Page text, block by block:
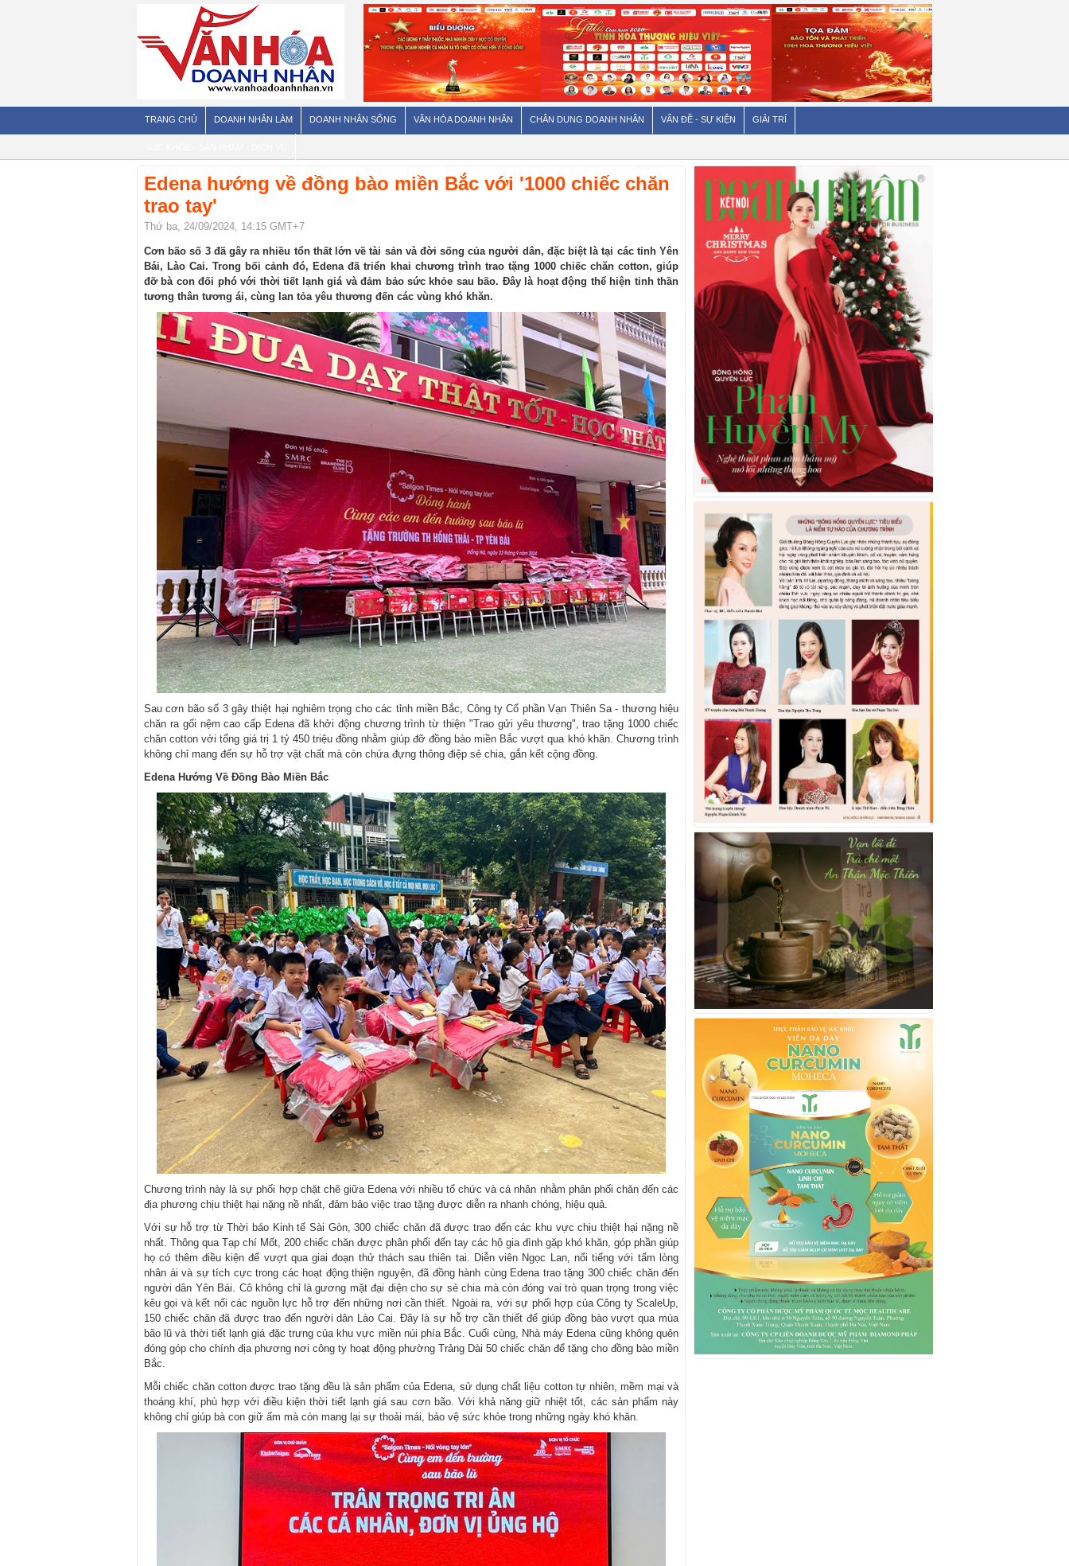
TRANG CHỦ DOANH NHÂN LÀM DOANH NHÂN SỐNG VĂN HÓA DOANH NHÂN CHÂN DUNG DOANH NHÂN VẤN ĐỀ - SỰ KIỆN GIẢI TRÍ
Edena hướng về đồng bào miền Bắc với '1000 chiếc chăn
trao tay'
Thứ ba, 24/09/2024, 14:15 GMT+7
Cơn bão số 3 đã gây ra nhiều tổn thất lớn về tài sản và đời sống của người dân, đặc biệt là tại các tỉnh Yên
Bái, Lào Cai. Trong bối cảnh đó, Edena đã triển khai chương trình trao tặng 1000 chiếc chăn cotton, giúp
đỡ bà con đối phó với thời tiết lạnh giá và đảm bảo sức khỏe sau bão. Đây là hoạt động thể hiện tinh thần
tương thân tương ái, cùng lan tỏa yêu thương đến các vùng khó khăn.
Sau cơn bão số 3 gây thiệt hại nghiêm trọng cho các tỉnh miền Bắc, Công ty Cổ phần Vạn Thiên Sa - thương hiệu
chăn ra gối nệm cao cấp Edena đã khởi động chương trình từ thiện "Trao gửi yêu thương", trao tặng 1000 chiếc
chăn cotton với tổng giá trị 1 tỷ 450 triệu đồng nhằm giúp đỡ đồng bào miền Bắc vượt qua khó khăn. Chương trình
không chỉ mang đến sự hỗ trợ vật chất mà còn chứa đựng thông điệp sẻ chia, gắn kết cộng đồng.
Edena Hướng Về Đồng Bào Miền Bắc
Chương trình này là sự phối hợp chặt chẽ giữa Edena với nhiều tổ chức và cá nhân nhằm phân phối chăn đến các
địa phương chịu thiệt hại nặng nề nhất, đảm bảo việc trao tặng được diễn ra nhanh chóng, hiệu quả.
Với sự hỗ trợ từ Thời báo Kinh tế Sài Gòn, 300 chiếc chăn đã được trao đến các khu vực chịu thiệt hại nặng nề
nhất. Thông qua Tạp chí Mốt, 200 chiếc chăn được phân phối đến tay các hộ gia đình gặp khó khăn, góp phần giúp
họ có thêm điều kiện để vượt qua giai đoạn thử thách sau thiên tai. Diễn viên Ngọc Lan, nổi tiếng với tấm lòng
nhân ái và sự tích cực trong các hoạt động thiện nguyện, đã đồng hành cùng Edena trao tặng 300 chiếc chăn đến
người dân Yên Bái. Cô không chỉ là gương mặt đại diện cho sự sẻ chia mà còn đóng vai trò quan trọng trong việc
kêu gọi và kết nối các nguồn lực hỗ trợ đến những nơi cần thiết. Ngoài ra, với sự phối hợp của Công ty ScaleUp,
150 chiếc chăn đã được trao đến người dân Lào Cai. Đây là sự hỗ trợ cần thiết để giúp đồng bào vượt qua mùa
bão lũ và thời tiết lạnh giá đặc trưng của khu vực miền núi phía Bắc. Cuối cùng, Nhà máy Edena cũng không quên
đóng góp cho chính địa phương nơi công ty hoạt động phường Trảng Dài 50 chiếc chăn để tặng cho đồng bào miền
Bắc.
Mỗi chiếc chăn cotton được trao tặng đều là sản phẩm của Edena, sử dụng chất liệu cotton tự nhiên, mềm mại và
thoáng khí, phù hợp với điều kiện thời tiết lạnh giá sau cơn bão. Với khả năng giữ nhiệt tốt, các sản phẩm này
không chỉ giúp bà con giữ ấm mà còn mang lại sự thoải mái, bảo vệ sức khỏe trong những ngày khó khăn.